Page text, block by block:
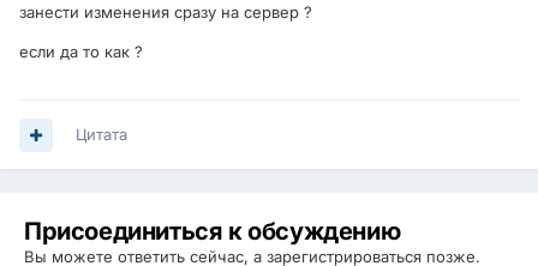
занести изменения сразу на сервер ?
если да то как ?
Цитата
Присоединиться к обсуждению
Вы можете ответить сейчас, а зарегистрироваться позже.